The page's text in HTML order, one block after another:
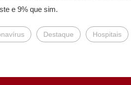
e 9% que sim.
Destaque Hospitais